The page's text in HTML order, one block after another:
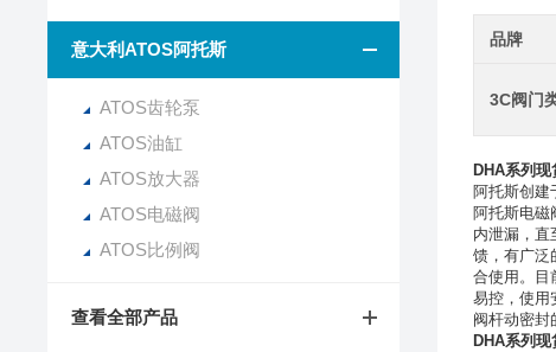
意大利ATOS阿托斯
ATOS齿轮泵
ATOS油缸
ATOS放大器
ATOS电磁阀
ATOS比例阀
查看全部产品
品牌
3C阀门
DHA系列
阿托斯创建
阿托斯电磁
内泄漏，直
馈，有广泛
合使用。目
易控，使用
阀杆动密封
DHA系列